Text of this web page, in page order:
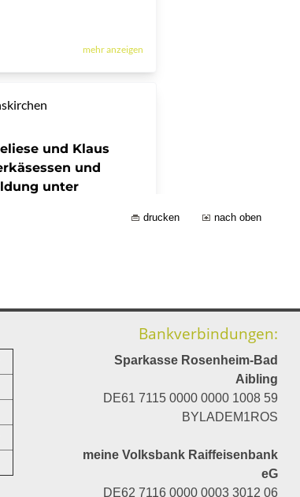
drucken nach oben
Bankverbindungen:
Sparkasse Rosenheim-Bad
Aibling
DE61 7115 0000 0000 1008 59
BYLADEM1ROS
meine Volksbank Raiffeisenbank
eG
DE62 7116 0000 0003 3012 06